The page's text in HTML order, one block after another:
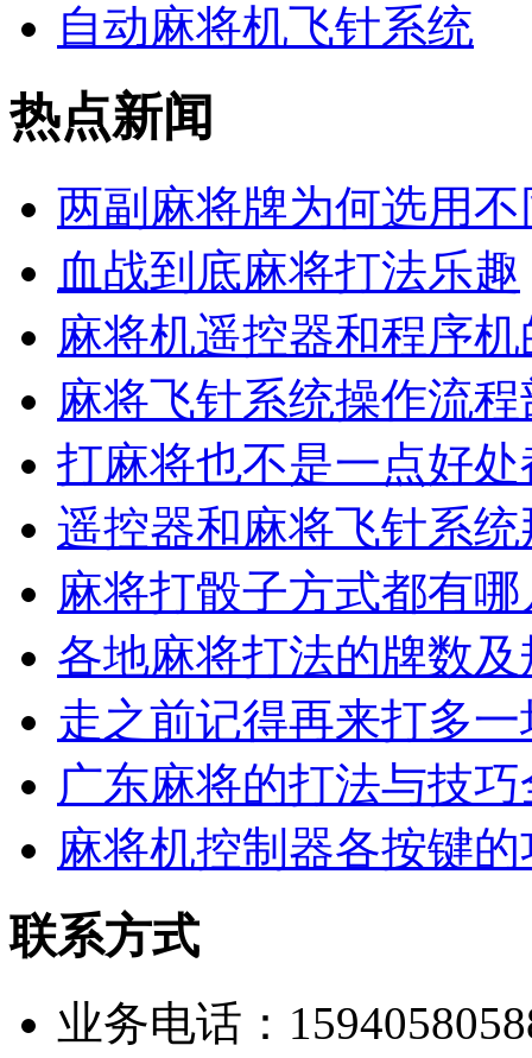
自动麻将机飞针系统
热点新闻
两副麻将牌为何选用
血战到底麻将打法乐趣
麻将机遥控器和程序
麻将飞针系统操作流
打麻将也不是一点好
遥控器和麻将飞针系
麻将打骰子方式都有
各地麻将打法的牌数
走之前记得再来打多
广东麻将的打法与技
麻将机控制器各按键
联系方式
业务电话：